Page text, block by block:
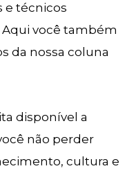
e técnicos
Aqui você também
da nossa coluna
disponível a
não perder
cultura e